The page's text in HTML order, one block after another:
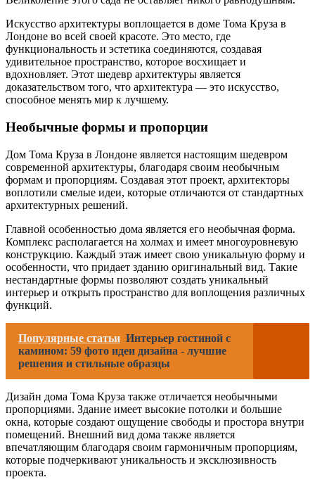
Искусство архитектуры воплощается в доме Тома Круза в
Лондоне во всей своей красоте. Это место, где
функциональность и эстетика соединяются, создавая
удивительное пространство, которое восхищает и
вдохновляет. Этот шедевр архитектуры является
доказательством того, что архитектура — это искусство,
способное менять мир к лучшему.
Необычные формы и пропорции
Дом Тома Круза в Лондоне является настоящим шедевром
современной архитектуры, благодаря своим необычным
формам и пропорциям. Создавая этот проект, архитекторы
воплотили смелые идеи, которые отличаются от стандартных
архитектурных решений.
Главной особенностью дома является его необычная форма.
Комплекс располагается на холмах и имеет многоуровневую
конструкцию. Каждый этаж имеет свою уникальную форму и
особенности, что придает зданию оригинальный вид. Такие
нестандартные формы позволяют создать уникальный
интерьер и открыть пространство для воплощения различных
функций.
Популярные статьи Интерьер гостиной с
камином: 59 фото идеи дизайна - лучшие
решения и стильные образцы
Дизайн дома Тома Круза также отличается необычными
пропорциями. Здание имеет высокие потолки и большие
окна, которые создают ощущение свободы и простора внутри
помещений. Внешний вид дома также является
впечатляющим благодаря своим гармоничным пропорциям,
которые подчеркивают уникальность и эксклюзивность
проекта.